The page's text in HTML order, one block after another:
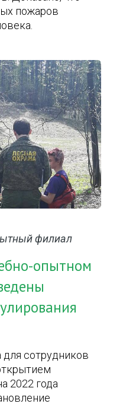
пожаров
филиал
опытном
для сотрудников
2022 года